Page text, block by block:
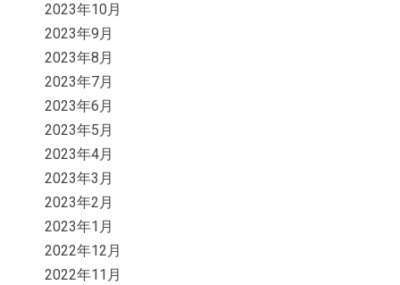
2023年10月
2023年9月
2023年8月
2023年7月
2023年6月
2023年5月
2023年4月
2023年3月
2023年2月
2023年1月
2022年12月
2022年11月